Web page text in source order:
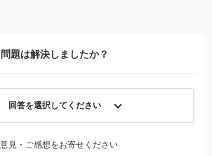
問題は解決しましたか？
回答を選択してください
見・ご感想をお寄せください